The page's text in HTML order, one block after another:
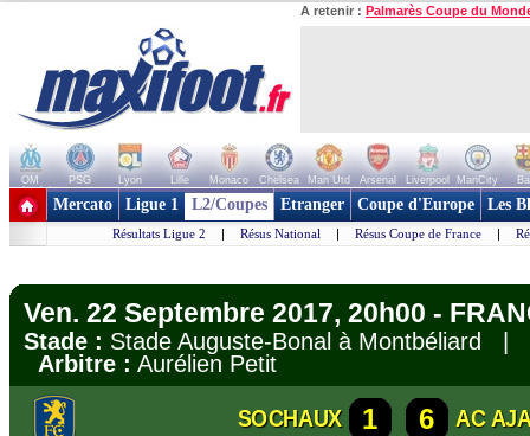
A retenir : Palmarès Coupe du
OM PSG Lyon Lille Monaco Chelsea Man Utd Arsenal Liverpool ManCity
+ de clubs
Mercato Ligue 1 L2/Coupes Etranger Coupe d'Europe Les
Résultats Ligue 2 | Résus National | Résus Coupe de France |
Ven. 22 Septembre 2017, 20h00 -
Stade : Stade Auguste-Bonal à Montbéliard |
Arbitre : Aurélien Petit
SOCHAUX 1 6
AC